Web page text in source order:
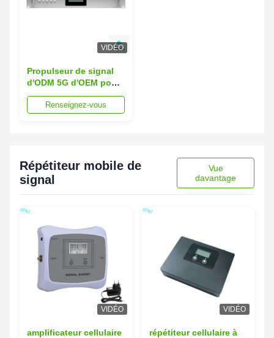
VIDÉO
Propulseur de signal
d'ODM 5G d'OEM pour
la maison
Renseignez-vous
Répétiteur mobile de
signal
Vue
davantage
VIDÉO
amplificateur cellulaire
VIDÉO
répétiteur cellulaire à